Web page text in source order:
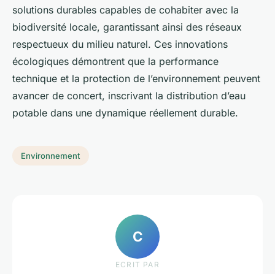
solutions durables capables de cohabiter avec la
biodiversité locale, garantissant ainsi des réseaux
respectueux du milieu naturel. Ces innovations
écologiques démontrent que la performance
technique et la protection de l’environnement peuvent
avancer de concert, inscrivant la distribution d’eau
potable dans une dynamique réellement durable.
Environnement
C
ECRIT PAR